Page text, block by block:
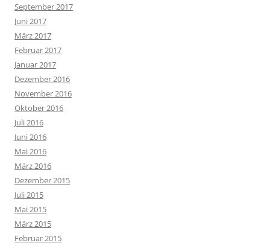
September 2017
Juni 2017
März 2017
Februar 2017
Januar 2017
Dezember 2016
November 2016
Oktober 2016
Juli 2016
Juni 2016
Mai 2016
März 2016
Dezember 2015
Juli 2015
Mai 2015
März 2015
Februar 2015